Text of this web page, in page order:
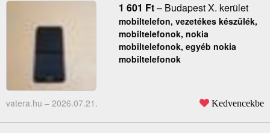
1 601 Ft– Budapest X. kerület
mobiltelefon, vezetékes készülék,
mobiltelefonok, nokia
mobiltelefonok, egyéb nokia
mobiltelefonok
vatera.hu – 2026.07.21. Kedvencekbe